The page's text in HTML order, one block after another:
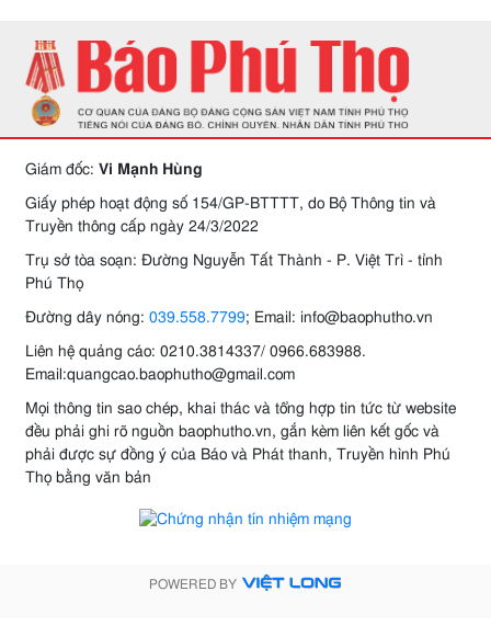
Giám đốc: Vi Mạnh Hùng
Giấy phép hoạt động số 154/GP-BTTTT, do Bộ Thông tin và
Truyền thông cấp ngày 24/3/2022
Trụ sở tòa soạn: Đường Nguyễn Tất Thành - P. Việt Trì - tỉnh
Phú Thọ
Đường dây nóng: 039.558.7799; Email: info@baophutho.vn
Liên hệ quảng cáo: 0210.3814337/ 0966.683988.
Email:quangcao.baophutho@gmail.com
Mọi thông tin sao chép, khai thác và tổng hợp tin tức từ website
đều phải ghi rõ nguồn baophutho.vn, gắn kèm liên kết gốc và
phải được sự đồng ý của Báo và Phát thanh, Truyền hình Phú
Thọ bằng văn bản
POWERED BY